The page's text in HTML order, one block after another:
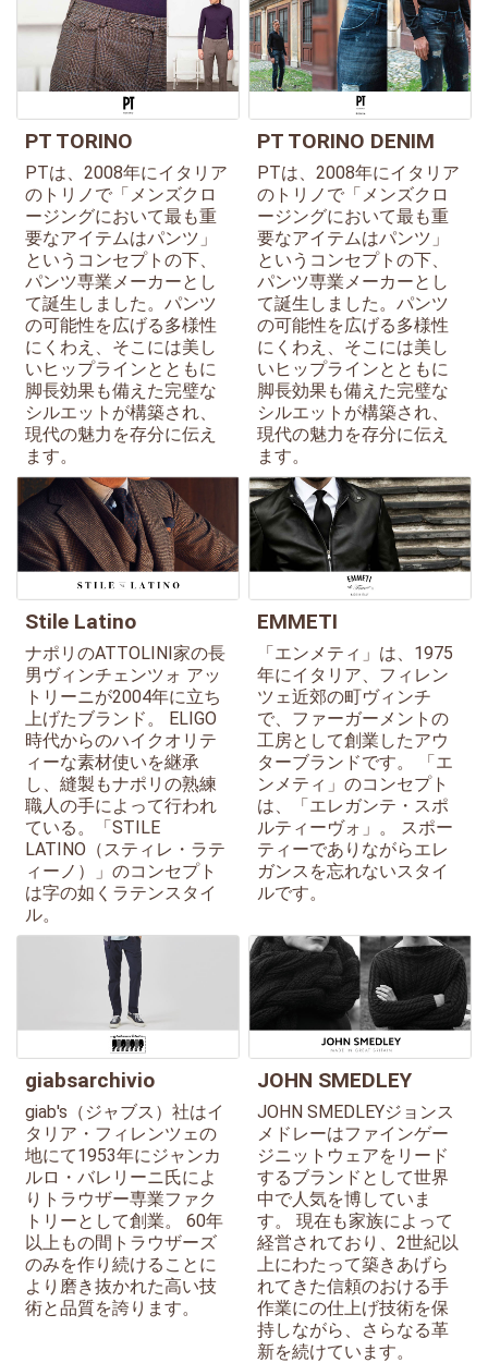
PT TORINO
PTは、2008年にイタリア
のトリノで「メンズクロ
ージングにおいて最も重
要なアイテムはパンツ」
というコンセプトの下、
パンツ専業メーカーとし
て誕生しました。パンツ
の可能性を広げる多様性
にくわえ、そこには美し
いヒップラインとともに
脚長効果も備えた完璧な
シルエットが構築され、
現代の魅力を存分に伝え
ます。
PT TORINO DENIM
PTは、2008年にイタリア
のトリノで「メンズクロ
ージングにおいて最も重
要なアイテムはパンツ」
というコンセプトの下、
パンツ専業メーカーとし
て誕生しました。パンツ
の可能性を広げる多様性
にくわえ、そこには美し
いヒップラインとともに
脚長効果も備えた完璧な
シルエットが構築され、
現代の魅力を存分に伝え
ます。
Stile Latino
ナポリのATTOLINI家の長
男ヴィンチェンツォ アッ
トリーニが2004年に立ち
上げたブランド。 ELIGO
時代からのハイクオリテ
ィーな素材使いを継承
し、縫製もナポリの熟練
職人の手によって行われ
ている。「STILE
LATINO（スティレ・ラテ
ィーノ）」のコンセプト
は字の如くラテンスタイ
ル。
EMMETI
「エンメティ」は、1975
年にイタリア、フィレン
ツェ近郊の町ヴィンチ
で、ファーガーメントの
工房として創業したアウ
ターブランドです。 「エ
ンメティ」のコンセプト
は、「エレガンテ・スポ
ルティーヴォ」。 スポー
ティーでありながらエレ
ガンスを忘れないスタイ
ルです。
giabsarchivio
giab's（ジャブス）社はイ
タリア・フィレンツェの
地にて1953年にジャンカ
ルロ・バレリーニ氏によ
りトラウザー専業ファク
トリーとして創業。 60年
以上もの間トラウザーズ
のみを作り続けることに
より磨き抜かれた高い技
術と品質を誇ります。
JOHN SMEDLEY
JOHN SMEDLEYジョンス
メドレーはファインゲー
ジニットウェアをリード
するブランドとして世界
中で人気を博していま
す。 現在も家族によって
経営されており、2世紀以
上にわたって築きあげら
れてきた信頼のおける手
作業にの仕上げ技術を保
持しながら、さらなる革
新を続けています。